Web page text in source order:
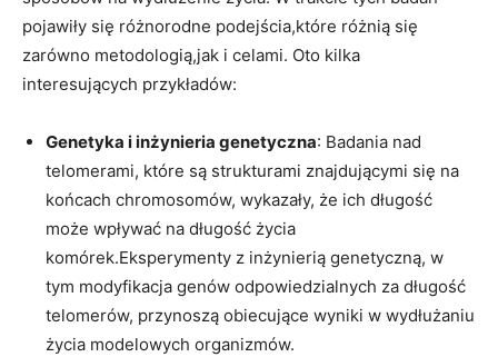
pojawiły się różnorodne podejścia,które różnią się
zarówno metodologią,jak i celami. Oto kilka
interesujących przykładów:
Genetyka i inżynieria genetyczna: Badania nad
telomerami, które są strukturami znajdującymi się na
końcach chromosomów, wykazały, że ich długość
może wpływać na długość życia
komórek.Eksperymenty z inżynierią genetyczną, w
tym modyfikacja genów odpowiedzialnych za długość
telomerów, przynoszą obiecujące wyniki w wydłużaniu
życia modelowych organizmów.